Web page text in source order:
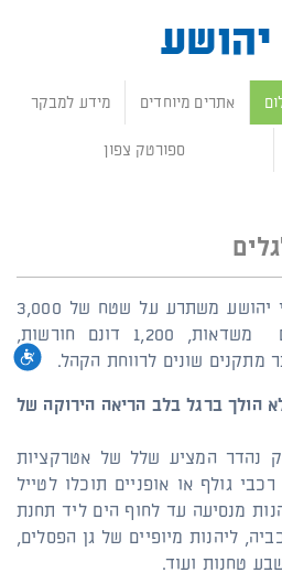
יהושע
אתרים מיוחדים מידע למבקר
ספורטק צפון
האזור הפעיל של פארק גני יהושע משתרע על שטח של 3,000
דונם, מתוכם 1,400 דונם משדאות, 1,200 דונם חורשות,
מתקנים שונים לרווחת הקהל.
הולך ברגל בלב הריאה הירוקה של
נהדר המציע שלל של אטרקציות
גולף או אופניים תוכלו לטייל
מנסיעה עד לחוף הים ליד תחנת
ליהנות מיופיים של גן הפסלים,
טחנות ועוד.